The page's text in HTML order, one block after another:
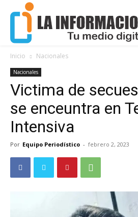
Inicio Nacionales
Nacionales
Victima de
se enceuntra en
Intensiva
Por Equipo Periodístico - febrero 2, 2023